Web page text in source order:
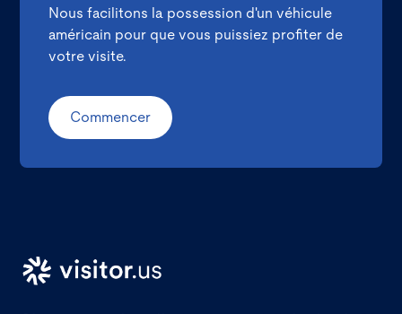
Nous facilitons la possession d'un véhicule
américain pour que vous puissiez profiter de
votre visite.
Commencer